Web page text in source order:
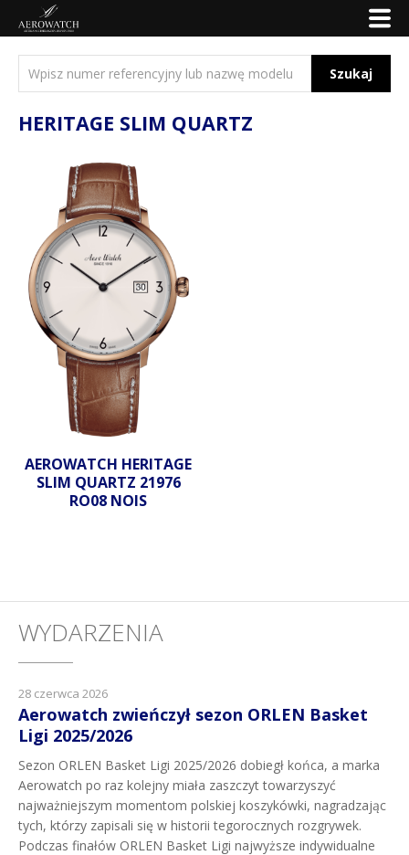
Szukaj
HERITAGE SLIM QUARTZ
AEROWATCH HERITAGE
SLIM QUARTZ 21976
RO08 NOIS
WYDARZENIA
28 czerwca 2026
Aerowatch zwieńczył sezon ORLEN Basket
Ligi 2025/2026
Sezon ORLEN Basket Ligi 2025/2026 dobiegł końca, a marka
Aerowatch po raz kolejny miała zaszczyt towarzyszyć
najważniejszym momentom polskiej koszykówki, nagradzając
tych, którzy zapisali się w historii tegorocznych rozgrywek.
Podczas finałów ORLEN Basket Ligi najwyższe indywidualne